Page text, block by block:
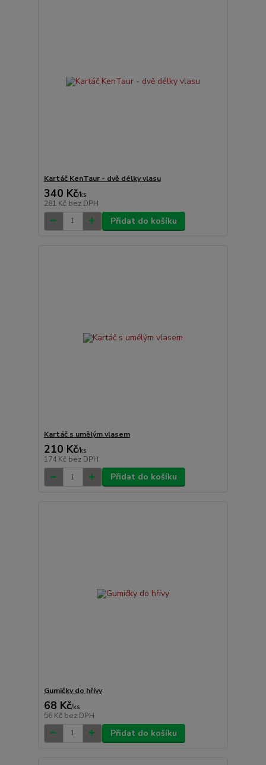
Kartáč KenTaur - dvě délky vlasu
340 Kč/ks
281 Kč bez DPH
Přidat do košíku
Kartáč s umělým vlasem
210 Kč/ks
174 Kč bez DPH
Přidat do košíku
Gumičky do hřívy
68 Kč/ks
56 Kč bez DPH
Přidat do košíku